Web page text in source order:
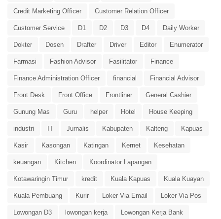
Credit Marketing Officer Customer Relation Officer
Customer Service D1 D2 D3 D4 Daily Worker
Dokter Dosen Drafter Driver Editor Enumerator
Farmasi Fashion Advisor Fasilitator Finance
Finance Administration Officer financial Financial Advisor
Front Desk Front Office Frontliner General Cashier
Gunung Mas Guru helper Hotel House Keeping
industri IT Jurnalis Kabupaten Kalteng Kapuas
Kasir Kasongan Katingan Kernet Kesehatan
keuangan Kitchen Koordinator Lapangan
Kotawaringin Timur kredit Kuala Kapuas Kuala Kuayan
Kuala Pembuang Kurir Loker Via Email Loker Via Pos
Lowongan D3 lowongan kerja Lowongan Kerja Bank